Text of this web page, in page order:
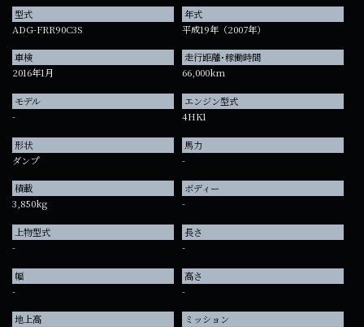
型式
ADG-FRR90C3S
年式
平成19年（2007年）
車検
2016年1月
走行距離･稼働時間
66,000km
モデル
-
エンジン型式
4HK1
形状
ダンプ
馬力
-
積載
3,850kg
ボディー
-
上物型式
-
長さ
-
幅
-
高さ
-
地上高
ミッション